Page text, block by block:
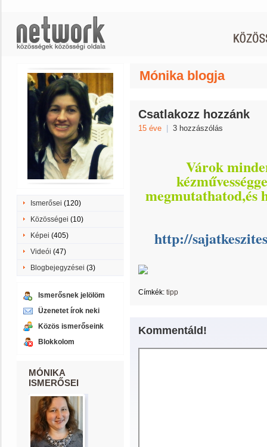
Ismerősei (120)
Közösségei (10)
Képei (405)
Videói (47)
Blogbejegyzései (3)
Ismerősnek jelölöm
Üzenetet írok neki
Közös ismerőseink
Blokkolom
MÓNIKA
ISMERŐSEI
Mónika blogja
Csatlakozz hozzánk
15 éve 3 hozzászólás
Várok
megmutathatod,és
http://
Címkék: tipp
Kommentáld!